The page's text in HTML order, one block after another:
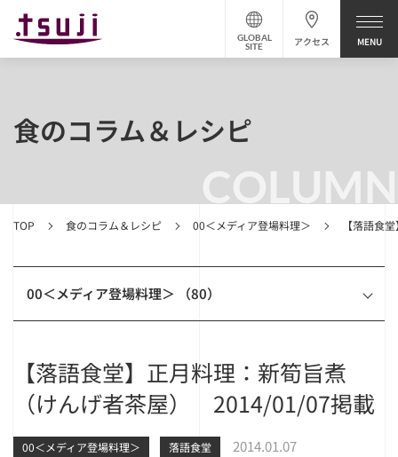
アクセス
GLOBAL
SITE
COLUMN
TOP 食のコラム＆レシピ 00＜メディア登場料理＞ 【落語食
食のコラム＆レシピ
00＜メディア登場料理＞ （80）
【落語食堂】正月料理：新筍旨煮
（けんげ者茶屋） 2014/01/07掲載
00＜メディア登場料理＞ 落語食堂 2014.01.07